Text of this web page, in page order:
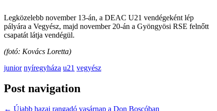
Legközelebb november 13-án, a DEAC U21 vendégeként lép
pályára a Vegyész, majd november 20-án a Gyöngyösi RSE felnőtt
csapatát látja vendégül.
(fotó: Kovács Loretta)
junior nyíregyháza u21 vegyész
Post navigation
← Újabb hazai rangadó vasárnap a Don Boscóban